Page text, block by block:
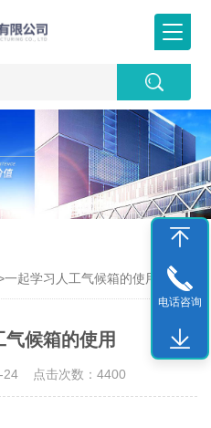
一起学习人工气候箱的使用
候箱的使用
24 点击次数：4400
电话咨询